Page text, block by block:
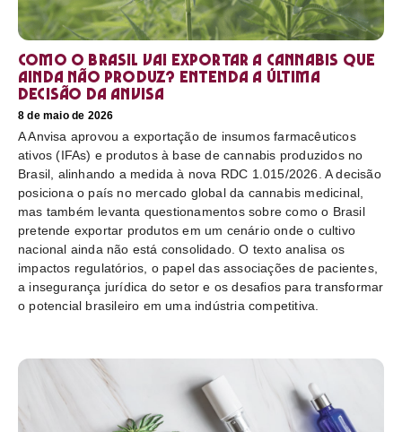
Como o Brasil vai exportar a cannabis que
ainda não produz? Entenda a última
decisão da Anvisa
8 de maio de 2026
A Anvisa aprovou a exportação de insumos farmacêuticos
ativos (IFAs) e produtos à base de cannabis produzidos no
Brasil, alinhando a medida à nova RDC 1.015/2026. A decisão
posiciona o país no mercado global da cannabis medicinal,
mas também levanta questionamentos sobre como o Brasil
pretende exportar produtos em um cenário onde o cultivo
nacional ainda não está consolidado. O texto analisa os
impactos regulatórios, o papel das associações de pacientes,
a insegurança jurídica do setor e os desafios para transformar
o potencial brasileiro em uma indústria competitiva.